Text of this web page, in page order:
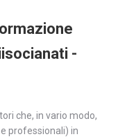
-
che, in vario modo,
professionali) in